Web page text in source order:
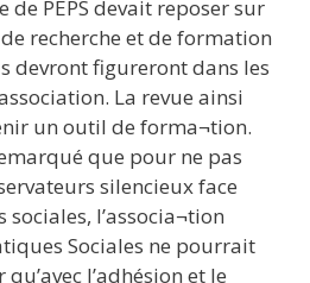
de PEPS devait reposer sur
recherche et de formation
devront figureront dans les
La revue ainsi
un outil de forma¬tion.
que pour ne pas
silencieux face
l’associa¬tion
Sociales ne pourrait
l’adhésion et le